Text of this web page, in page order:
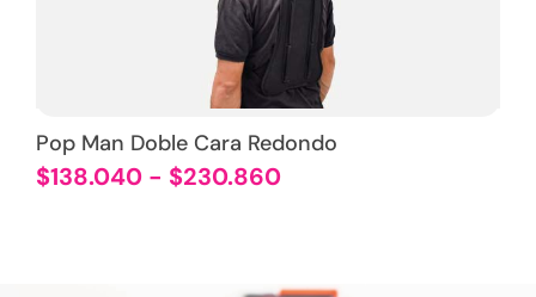
Pop Man Doble Cara Redondo
$138.040 - $230.860